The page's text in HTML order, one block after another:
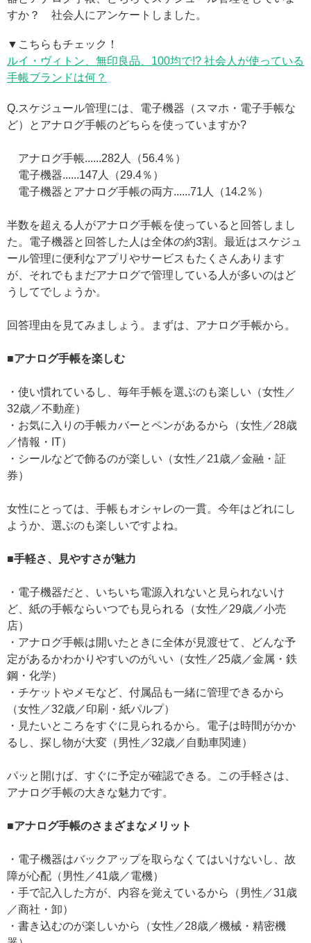
すか？ 社会人にアンケートしました。
▼こちらもチェック！
ルイ・ヴィトン、無印良品、100均で!? 社会人が使っている
手帳ブランドは何？
Q.スケジュール管理には、電子機器（スマホ・電子手帳な
ど）とアナログ手帳のどちらを使っていますか?
アナログ手帳......282人（56.4％）
電子機器......147人（29.4％）
電子機器とアナログ手帳の両方......71人（14.2％）
半数を超える人がアナログ手帳を使っていると回答しまし
た。電子機器と回答した人は全体の約3割。最近はスケジュ
ール管理に便利なアプリやサービスもたくさんあります
が、それでもまだアナログで管理している人が多いのはど
うしてでしょうか。
回答理由を見てみましょう。まずは、アナログ手帳から。
■アナログ手帳を楽しむ
・使い慣れているし、毎年手帳を選ぶのも楽しい（女性／
32歳／不動産）
・お気に入りの手帳カバーとペンがあるから（女性／28歳
／情報・IT）
・シールなどで飾るのが楽しい（女性／21歳／金融・証
券）
女性にとっては、手帳もオシャレの一貫。今年はどれにし
ようか、選ぶのも楽しいですよね。
■手軽さ、見やすさが魅力
・電子機器だと、いちいち電源入れないと見られないけ
ど、紙の手帳ならいつでも見られる（女性／29歳／小売
店）
・アナログ手帳は開いたときに全体が見渡せて、どんな予
定があるかわかりやすいのがいい（女性／25歳／金属・鉄
鋼・化学）
・チケットやメモなど、付属品も一緒に管理できるから
（女性／32歳／印刷・紙パルプ）
・見たいところをすぐに見られるから。電子は時間がかか
るし、探し物が大変（男性／32歳／自動車関連）
パッと開けば、すぐに予定が確認できる。この手軽さは、
アナログ手帳の大きな魅力です。
■アナログ手帳のさまざまなメリット
・電子機器はバックアップを取らなくてはいけないし、故
障が心配（男性／41歳／電機）
・手で記入した方が、内容を覚えているから（男性／31歳
／商社・卸）
・書き込むのが楽しいから（女性／28歳／機械・精密機